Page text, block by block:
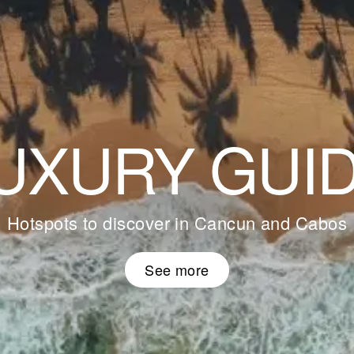
Hotspots to discover in Cancun and Cabos
See more